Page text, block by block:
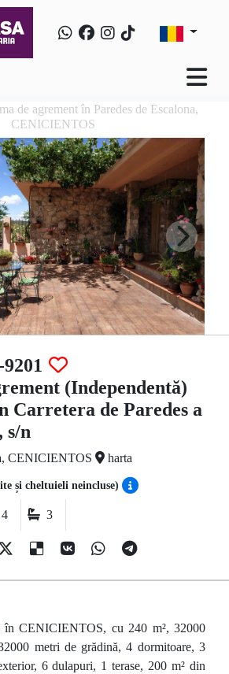
de agrement în Paredes de Escalona,
CENICIENTOS
9201
(Independentă)
Carretera de Paredes a
s/n
CENICIENTOS harta
și cheltuieli neincluse)
4 3
în CENICIENTOS, cu 240 m², 32000
metri de grădină, 4 dormitoare, 3
6 dulapuri, 1 terase, 200 m² din